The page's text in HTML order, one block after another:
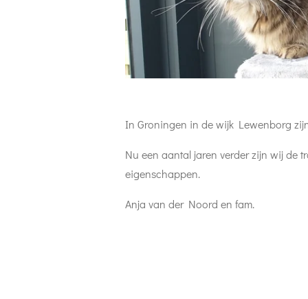
In Groningen in de wijk Lewenborg
Nu een aantal jaren verder zijn wij de
eigenschappen.
Anja van der Noord en fam.